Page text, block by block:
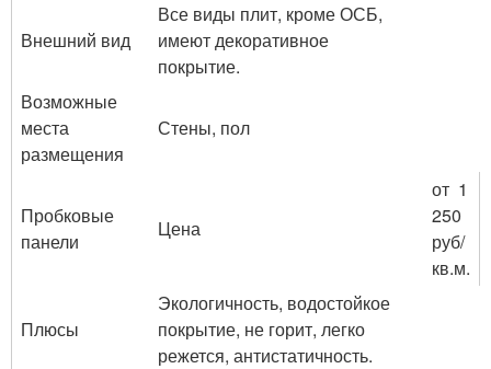
Внешний вид
Все виды плит, кроме ОСБ,
имеют декоративное
покрытие.
Возможные
места
размещения
Стены, пол
Пробковые
панели
Цена
от 1
250
руб/
кв.м.
Плюсы
Экологичность, водостойкое
покрытие, не горит, легко
режется, антистатичность.